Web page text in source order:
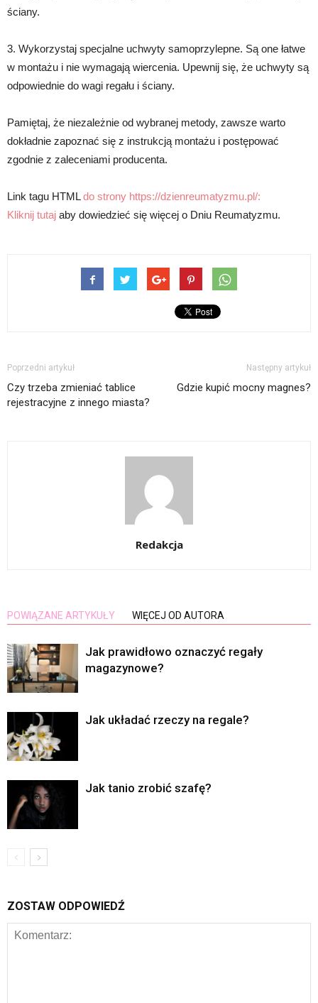
ściany.
3. Wykorzystaj specjalne uchwyty samoprzylepne. Są one łatwe
w montażu i nie wymagają wiercenia. Upewnij się, że uchwyty są
odpowiednie do wagi regału i ściany.
Pamiętaj, że niezależnie od wybranej metody, zawsze warto
dokładnie zapoznać się z instrukcją montażu i postępować
zgodnie z zaleceniami producenta.
Link tagu HTMLdo strony https://dzienreumatyzmu.pl/:
Kliknij tutaj aby dowiedzieć się więcej o Dniu Reumatyzmu.
Poprzedni artykuł
Czy trzeba zmieniać tablice
rejestracyjne z innego miasta?
Następny artykuł
Gdzie kupić mocny magnes?
Redakcja
POWIĄZANE ARTYKUŁY WIĘCEJ OD AUTORA
Jak prawidłowo oznaczyć regały
magazynowe?
Jak układać rzeczy na regale?
Jak tanio zrobić szafę?
ZOSTAW ODPOWIEDŹ